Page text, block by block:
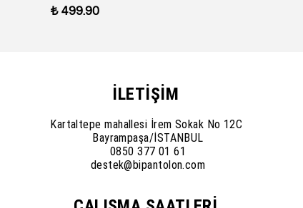
₺ 499.90
İLETİŞİM
Kartaltepe mahallesi İrem Sokak No 12C
Bayrampaşa/İSTANBUL
0850 377 01 61
destek@bipantolon.com